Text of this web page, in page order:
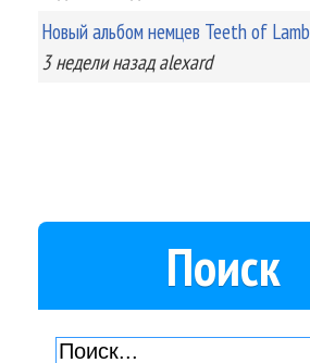
Новый альбом немцев Teeth of Lamb
3 неделиназад alexard
Поиск